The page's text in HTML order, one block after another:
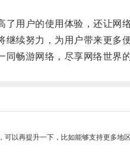
用户的使用体验，还让网络
续努力，为用户带来更多便
畅游网络，尽享网络世界的
以再提升一下，比如能够支持更多地区